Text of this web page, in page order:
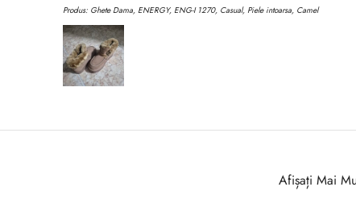
Produs: Ghete Dama, ENERGY, ENG-I 1270, Casual, Piele intoarsa, Camel
Afișați Mai